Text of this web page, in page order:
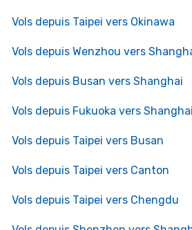
Vols depuis Taipei vers Okinawa
Vols depuis Wenzhou vers
Vols depuis Busan vers Shanghai
Vols depuis Fukuoka vers Shanghai
Vols depuis Taipei vers Busan
Vols depuis Taipei vers Canton
Vols depuis Taipei vers Chengdu